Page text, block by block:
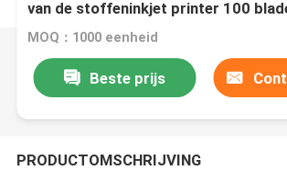
van de stoffeninkjet printer 100
300EX A4 A3 licht donker 100%
MOQ：1000 eenheid
Beste prijs
PRODUCTOMSCHRIJVING